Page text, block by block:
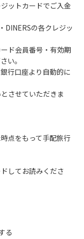
き火、キャンプフ
の設置
流で雨が降ると短
険な状態になりや
故が数件起きてい
。
降らなくても、上
、水の濁りに注意
びを中止する。
川についての注意
ットカードでご入金
DINERSの各クレジッ
ド会員番号・有効期
い。
行口座より自動的に
させていただきま
点をもって手配旅行
してお読みくださ
る